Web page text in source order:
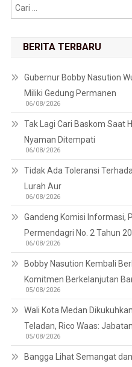
BERITA TERBARU
Gubernur Bobby Nasution
Miliki Gedung Permanen
06/08/2026
Tak Lagi Cari Baskom Saat
Nyaman Ditempati
06/08/2026
Tidak Ada Toleransi
Lurah Aur
06/08/2026
Gandeng Komisi Informasi,
Permendagri No. 2 Tahun
06/08/2026
Bobby Nasution Kembali
Komitmen Berkelanjutan
05/08/2026
Wali Kota Medan
Teladan, Rico Waas:
05/08/2026
Bangga Lihat Semangat